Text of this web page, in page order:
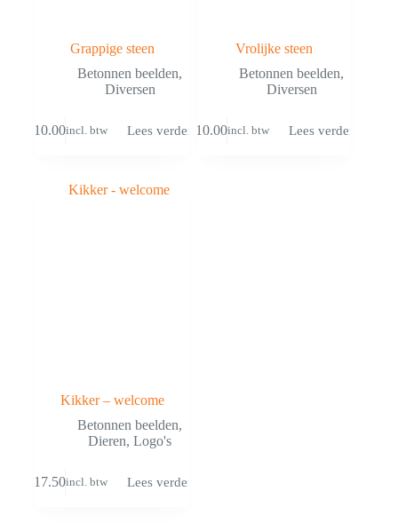
Grappige steen
Betonnen beelden,
Diversen
10.00incl. btw Lees verder
Vrolijke steen
Betonnen beelden,
Diversen
€ 10.00incl. btw Lees verder
Kikker – welcome
Betonnen beelden,
Dieren,Logo's
17.50incl. btw Lees verder